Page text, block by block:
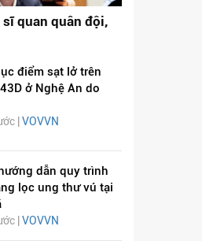
quan quân đội,
điểm sạt lở trên
ở Nghệ An do
| VOVVN
dẫn quy trình
lọc ung thư vú tại
| VOVVN